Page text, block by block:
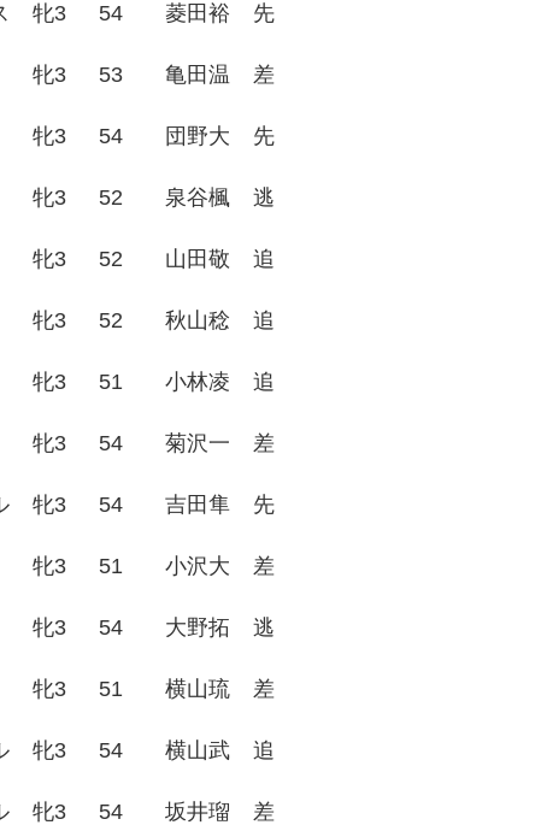
牝3 54 菱田裕 先
牝3 53 亀田温 差
牝3 54 団野大 先
牝3 52 泉谷楓 逃
牝3 52 山田敬 追
牝3 52 秋山稔 追
牝3 51 小林凌 追
牝3 54 菊沢一 差
牝3 54 吉田隼 先
牝3 51 小沢大 差
牝3 54 大野拓 逃
牝3 51 横山琉 差
牝3 54 横山武 追
牝3 54 坂井瑠 差